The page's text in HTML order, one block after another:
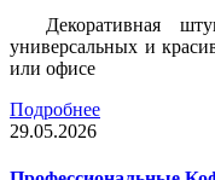
Декоративная
универсальных и
или офисе
Подробнее
29.05.2026